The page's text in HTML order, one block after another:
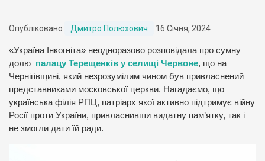
Опубліковано Дмитро Полюхович 16 Січня, 2024
«Україна Інкогніта» неодноразово розповідала про сумну
долю палацу Терещенків у селищі Червоне, що на
Чернігівщині, який незрозумілим чином був привласнений
представниками московської церкви. Нагадаємо, що
українська філія РПЦ, патріарх якої активно підтримує війну
Росії проти України, привласнивши видатну пам’ятку, так і
не змогли дати їй ради.